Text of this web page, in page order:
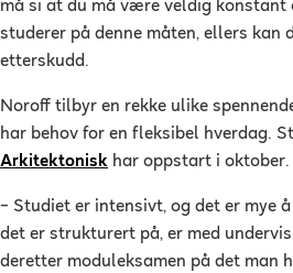
må si at du må være veldig
studerer på denne måten, ellers kan
etterskudd.
Noroff tilbyr en rekke ulike
har behov for en fleksibel hverdag.
Arkitektonisk har oppstart i oktober.
– Studiet er intensivt, og det er mye
det er strukturert på, er med
deretter moduleksamen på det man